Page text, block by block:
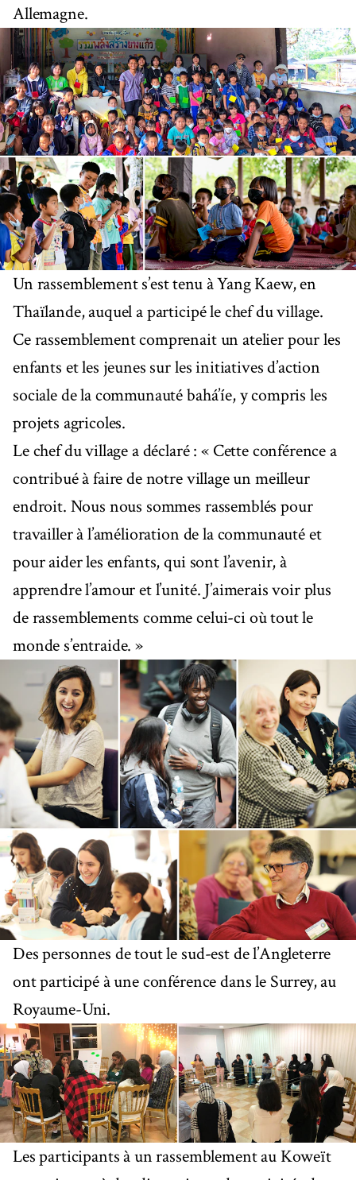
Allemagne.
Un rassemblement s’est tenu à Yang Kaew, en
Thaïlande, auquel a participé le chef du village.
Ce rassemblement comprenait un atelier pour les
enfants et les jeunes sur les initiatives d’action
sociale de la communauté bahá’íe, y compris les
projets agricoles.
Le chef du village a déclaré : « Cette conférence a
contribué à faire de notre village un meilleur
endroit. Nous nous sommes rassemblés pour
travailler à l’amélioration de la communauté et
pour aider les enfants, qui sont l’avenir, à
apprendre l’amour et l’unité. J’aimerais voir plus
de rassemblements comme celui-ci où tout le
monde s’entraide. »
Des personnes de tout le sud-est de l’Angleterre
ont participé à une conférence dans le Surrey, au
Royaume-Uni.
Les participants à un rassemblement au Koweït